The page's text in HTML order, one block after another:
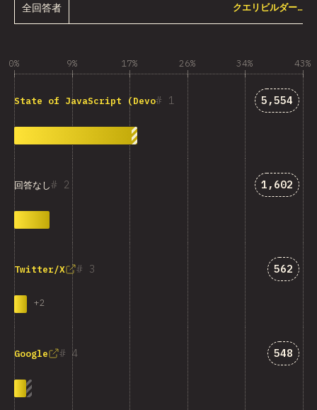
全回答者 クエリビルダー…
0% 9% 17% 26% 34% 43%
1
State of JavaScript (Devographics) 「State
5,554
2
回答なし 「回答なし
1,602
3
Twitter/X
+2
「
562
4
Google 「
548